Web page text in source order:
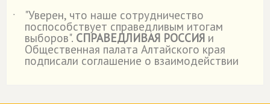
˙
"Уверен, что наше сотрудничество
поспособствует справедливым итогам
выборов". СПРАВЕДЛИВАЯ РОССИЯ и
Общественная палата Алтайского края
подписали соглашение о взаимодействии